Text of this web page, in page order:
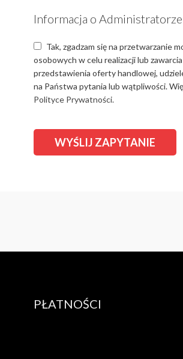
Informacja o
Tak, zgadzam się na przetwarzanie
osobowych w celu realizacji lub
przedstawienia oferty handlowej,
na Państwa pytania lub wątpliwości.
Polityce Prywatności.
PŁATNOŚCI